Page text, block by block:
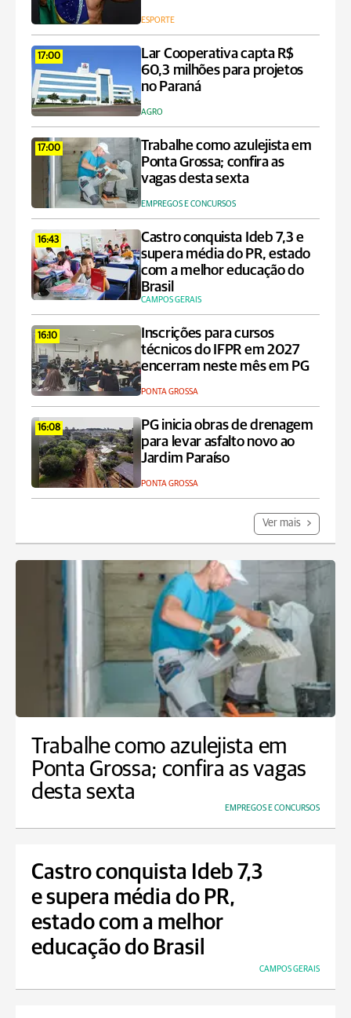
ESPORTE
17:00
Lar Cooperativa capta R$
60,3 milhões para projetos
no Paraná
AGRO
17:00
Trabalhe como azulejista em
Ponta Grossa; confira as
vagas desta sexta
EMPREGOS E CONCURSOS
16:43
Castro conquista Ideb 7,3 e
supera média do PR, estado
com a melhor educação do
Brasil
CAMPOS GERAIS
16:10
Inscrições para cursos
técnicos do IFPR em 2027
encerram neste mês em PG
PONTA GROSSA
16:08
PG inicia obras de drenagem
para levar asfalto novo ao
Jardim Paraíso
PONTA GROSSA
Ver mais
Trabalhe como azulejista em
Ponta Grossa; confira as vagas
desta sexta
EMPREGOS E CONCURSOS
Castro conquista Ideb 7,3
e supera média do PR,
estado com a melhor
educação do Brasil
CAMPOS GERAIS